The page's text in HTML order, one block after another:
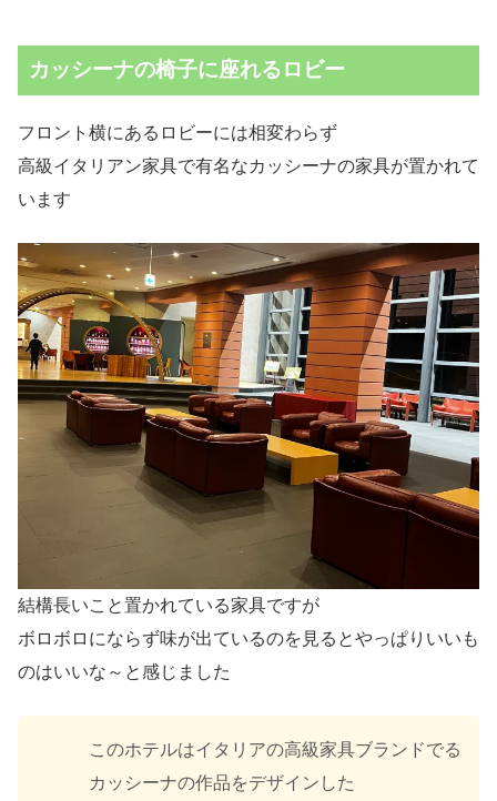
カッシーナの椅子に座れるロビー
フロント横にあるロビーには相変わらず
高級イタリアン家具で有名なカッシーナの家具が置かれて
います
結構長いこと置かれている家具ですが
ボロボロにならず味が出ているのを見るとやっぱりいいも
のはいいな～と感じました
このホテルはイタリアの高級家具ブランドでる
カッシーナの作品をデザインした